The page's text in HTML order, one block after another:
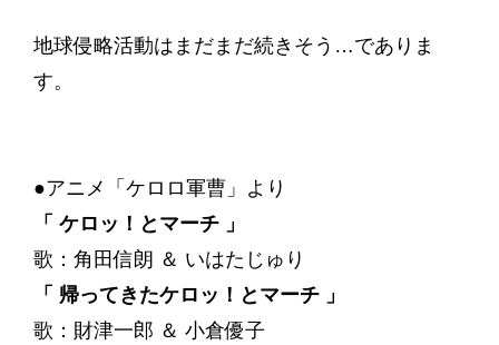
地球侵略活動はまだまだ続きそう…でありま
す。
●アニメ「ケロロ軍曹」より
「 ケロッ！とマーチ 」
歌：角田信朗 ＆ いはたじゅり
「 帰ってきたケロッ！とマーチ 」
歌：財津一郎 ＆ 小倉優子